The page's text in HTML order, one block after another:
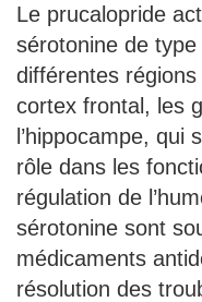
Le prucalopride
sérotonine de type
différentes
cortex frontal, les
l’hippocampe, qui
rôle dans les
régulation de
sérotonine sont
médicaments
résolution des